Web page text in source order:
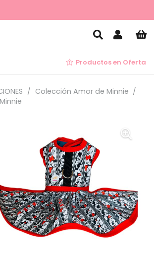
Productos en Oferta
/ Colección Amor de Minnie /